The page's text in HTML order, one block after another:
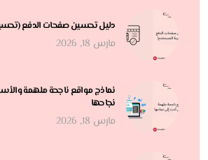
دليل تحسين صفحات الدفع
مارس 18, 2026
نماذج مواقع ناجحة ملهمة
نجاحها
مارس 18, 2026